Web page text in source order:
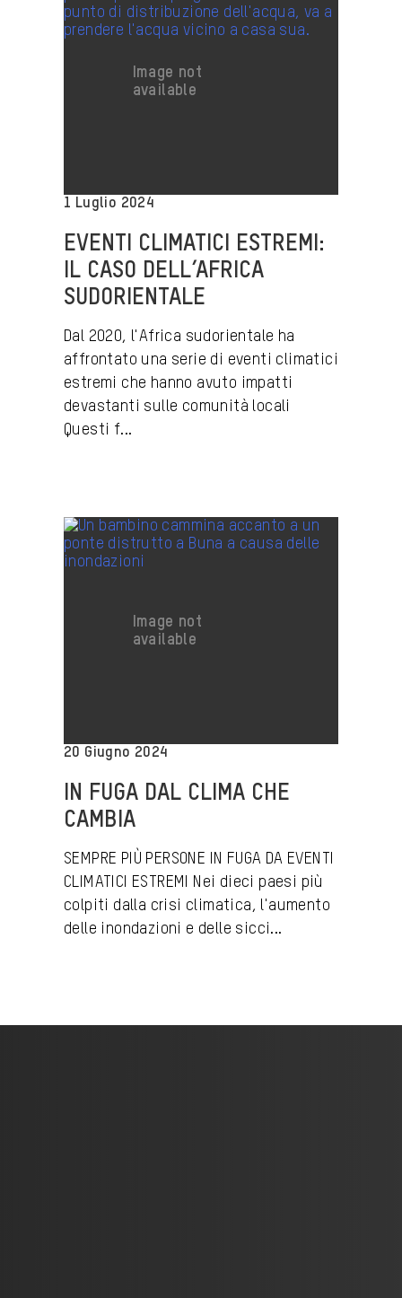
1 Luglio 2024
EVENTI CLIMATICI ESTREMI:
IL CASO DELL’AFRICA
SUDORIENTALE
Dal 2020, l'Africa sudorientale ha
affrontato una serie di eventi climatici
estremi che hanno avuto impatti
devastanti sulle comunità locali
Questi f...
20 Giugno 2024
IN FUGA DAL CLIMA CHE
CAMBIA
SEMPRE PIÙ PERSONE IN FUGA DA EVENTI
CLIMATICI ESTREMI Nei dieci paesi più
colpiti dalla crisi climatica, l'aumento
delle inondazioni e delle sicci...